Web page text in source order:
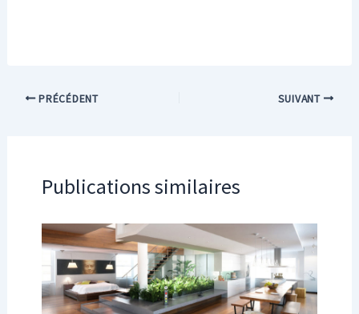
PRÉCÉDENT SUIVANT
Publications similaires